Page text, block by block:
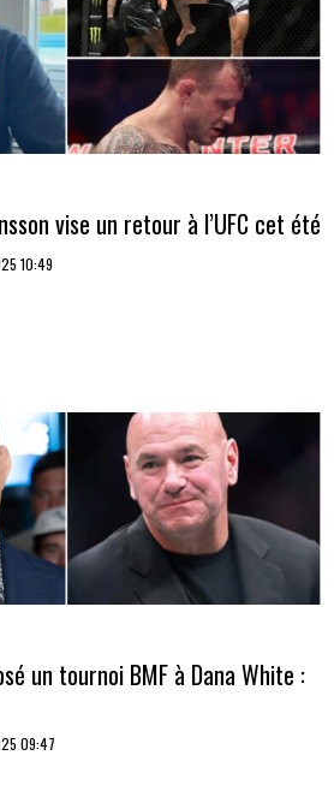
vise un retour à l’UFC cet été
10:49
un tournoi BMF à Dana White :
09:47